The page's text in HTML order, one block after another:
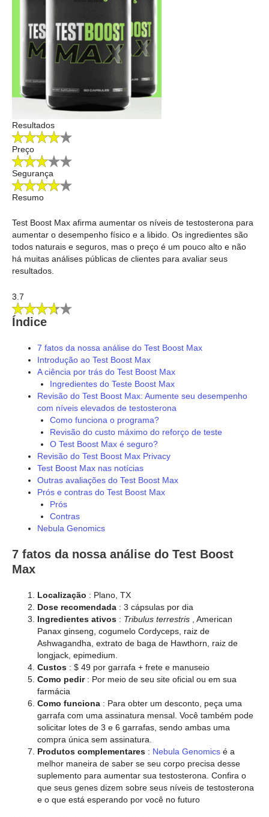
Resultados
Preço
Segurança
Resumo
Test Boost Max afirma aumentar os níveis de testosterona para
aumentar o desempenho físico e a libido. Os ingredientes são
todos naturais e seguros, mas o preço é um pouco alto e não
há muitas análises públicas de clientes para avaliar seus
resultados.
3.7
Índice
7 fatos da nossa análise do Test Boost Max
Introdução ao Test Boost Max
A ciência por trás do Test Boost Max
Ingredientes do Teste Boost Max
Revisão do Test Boost Max: Aumente seu desempenho
com níveis elevados de testosterona
Como funciona o programa?
Revisão do custo máximo do reforço de teste
O Test Boost Max é seguro?
Revisão do Test Boost Max Privacy
Test Boost Max nas notícias
Outras avaliações do Test Boost Max
Prós e contras do Test Boost Max
Prós
Contras
Nebula Genomics
7 fatos da nossa análise do Test Boost
Max
Localização : Plano, TX
Dose recomendada : 3 cápsulas por dia
Ingredientes ativos : Tribulus terrestris , American
Panax ginseng, cogumelo Cordyceps, raiz de
Ashwagandha, extrato de baga de Hawthorn, raiz de
longjack, epimedium.
Custos : $ 49 por garrafa + frete e manuseio
Como pedir: Por meio de seu site oficial ou em sua
farmácia
Como funciona : Para obter um desconto, peça uma
garrafa com uma assinatura mensal. Você também pode
solicitar lotes de 3 e 6 garrafas, sendo ambas uma
compra única sem assinatura.
Produtos complementares : Nebula Genomics é a
melhor maneira de saber se seu corpo precisa desse
suplemento para aumentar sua testosterona. Confira o
que seus genes dizem sobre seus níveis de testosterona
e o que está esperando por você no futuro